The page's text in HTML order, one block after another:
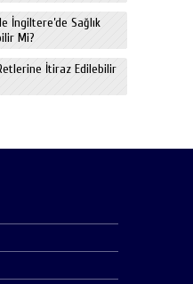
İngiltere’de Sağlık
Mi?
İtiraz Edilebilir